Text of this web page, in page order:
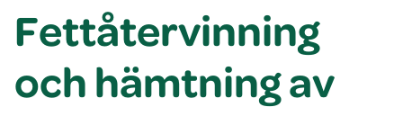
Fettåtervinning
och hämtning av